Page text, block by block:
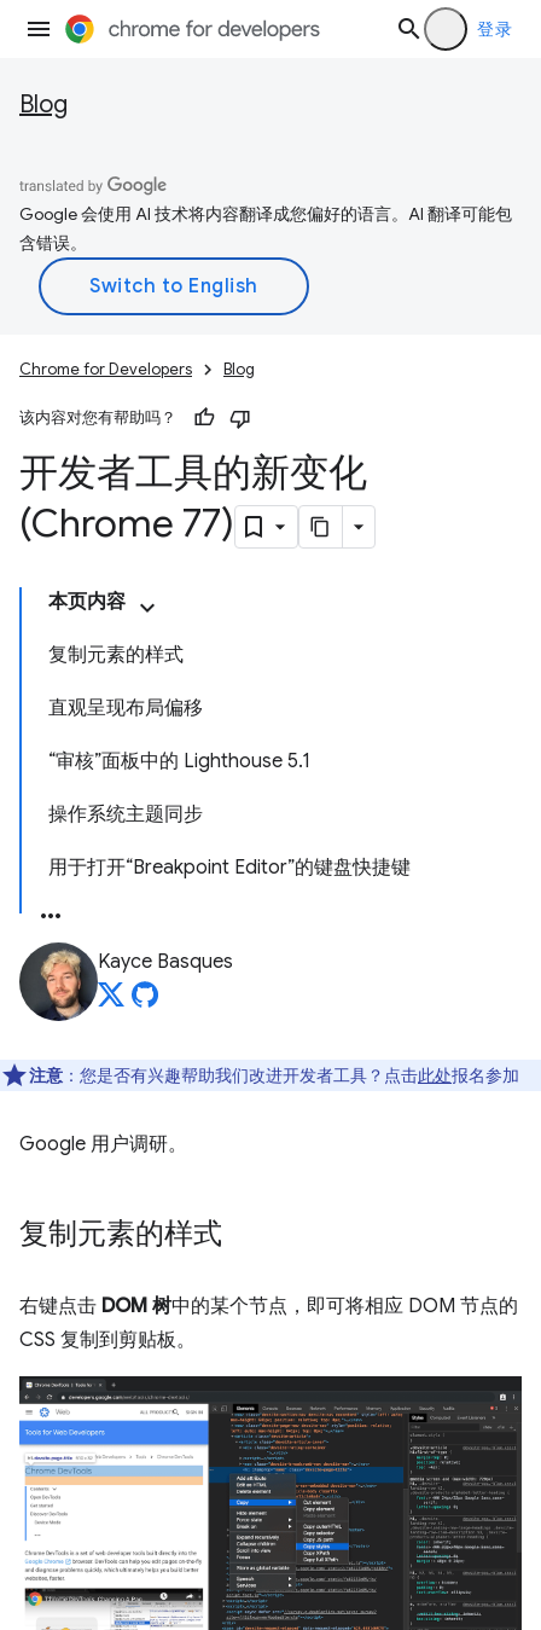
登录
Blog
Google 会使用 AI 技术将内容翻译成您偏好的语言。AI 翻译可能包
含错误。
Chrome for Developers Blog
该内容对您有帮助吗？
开发者工具的新变化
(Chrome 77)
本页内容
复制元素的样式
直观呈现布局偏移
“审核”面板中的 Lighthouse 5.1
操作系统主题同步
用于打开“Breakpoint Editor”的键盘快捷键
Kayce Basques
注意 ：您是否有兴趣帮助我们改进开发者工具？点击此处报名参加
Google 用户调研。
复制元素的样式
右键点击 DOM 树中的某个节点，即可将相应 DOM 节点的
CSS 复制到剪贴板。